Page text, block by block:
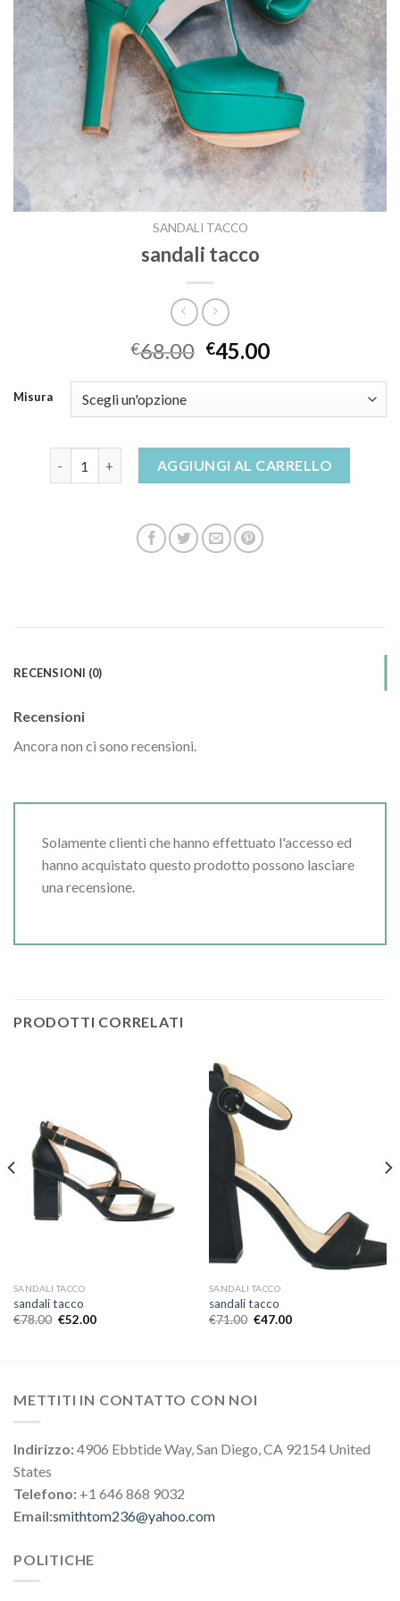
SANDALI TACCO
sandali tacco
€68.00 €45.00
Misura
AGGIUNGI AL CARRELLO
RECENSIONI (0)
Recensioni
Ancora non ci sono recensioni.
Solamente clienti che hanno effettuato l'accesso ed
hanno acquistato questo prodotto possono lasciare
una recensione.
PRODOTTI CORRELATI
SANDALI TACCO
sandali tacco
€78.00 €52.00
SANDALI TACCO
sandali tacco
€71.00 €47.00
METTITI IN CONTATTO CON NOI
Indirizzo:4906 Ebbtide Way, San Diego, CA 92154 United
States
Telefono: +1 646 868 9032
Email:smithtom236@yahoo.com
POLITICHE